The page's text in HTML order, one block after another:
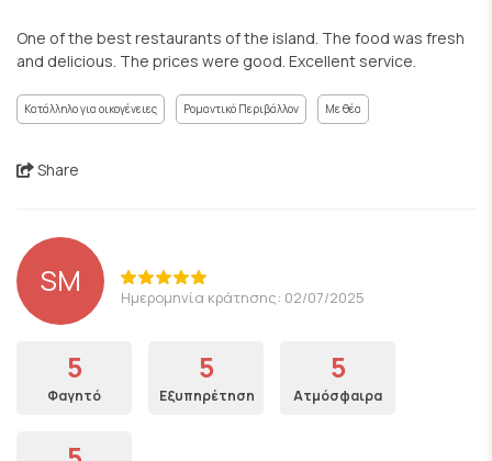
One of the best restaurants of the island. The food was fresh
and delicious. The prices were good. Excellent service.
Κατάλληλο για οικογένειες Ρομαντικό Περιβάλλον Με θέα
Share
SM Ημερομηνία κράτησης: 02/07/2025
5
Φαγητό
5
Εξυπηρέτηση
5
Ατμόσφαιρα